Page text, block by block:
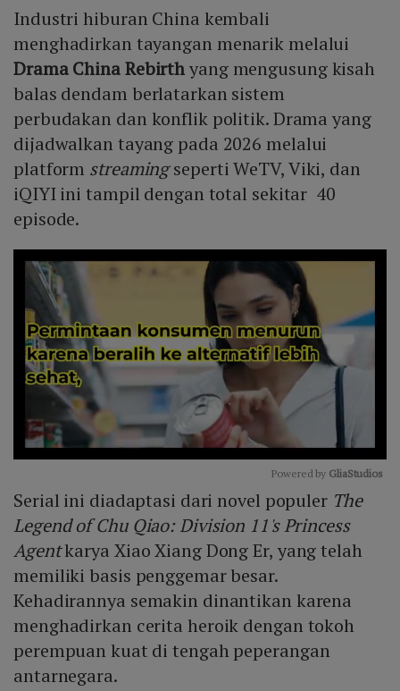
Industri hiburan China kembali
menghadirkan tayangan menarik melalui
Drama China Rebirthyang mengusung kisah
balas dendam berlatarkan sistem
perbudakan dan konflik politik. Drama yang
dijadwalkan tayang pada 2026 melalui
platform streamingseperti WeTV, Viki, dan
iQIYI ini tampil dengan total sekitar 40
episode.
Mute
Powered by GliaStudios
Serial ini diadaptasi dari novel populer The
Legend of Chu Qiao: Division 11's Princess
Agentkarya Xiao Xiang Dong Er, yang telah
memiliki basis penggemar besar.
Kehadirannya semakin dinantikan karena
menghadirkan cerita heroik dengan tokoh
perempuan kuat di tengah peperangan
antarnegara.